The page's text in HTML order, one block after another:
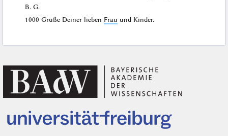
B. G.
1000 Grüße Deiner lieben Frau und Kinder.